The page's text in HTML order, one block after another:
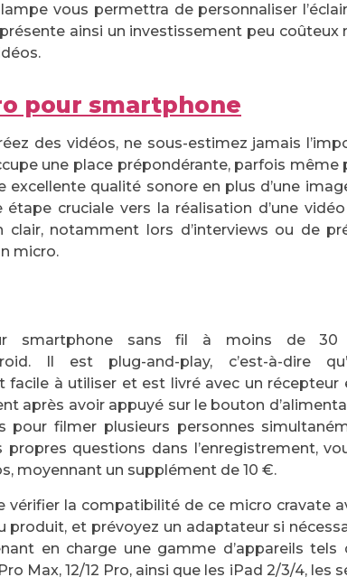
vous permettra de personnaliser
ainsi un investissement peu coûteux
pour smartphone
des vidéos, ne sous-estimez jamais
une place prépondérante, parfois même
excellente qualité sonore en plus d’une
étape cruciale vers la réalisation d’une
clair, notamment lors d’interviews ou de
micro.
smartphone sans fil à moins de
Il est plug-and-play, c’est-à-dire
facile à utiliser et est livré avec un
après avoir appuyé sur le bouton
pour filmer plusieurs personnes
propres questions dans l’enregistrement,
moyennant un supplément de 10 €.
vérifier la compatibilité de ce micro cravate
produit, et prévoyez un adaptateur si
en charge une gamme d’appareils tels
Pro Max, 12/12 Pro, ainsi que les iPad 2/3/4,